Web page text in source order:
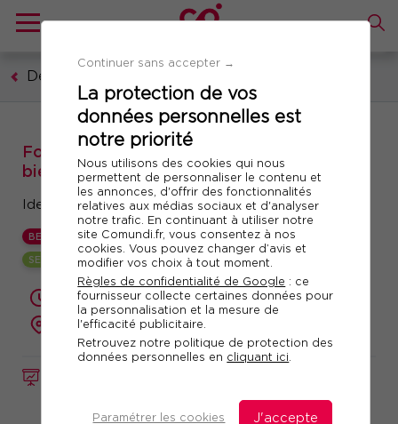
Continuer sans accepter →
La protection de vos
données personnelles est
notre priorité
Nous utilisons des cookies qui nous
permettent de personnaliser le contenu et
les annonces, d'offrir des fonctionnalités
relatives aux médias sociaux et d'analyser
notre trafic. En continuant à utiliser notre
site Comundi.fr, vous consentez à nos
cookies. Vous pouvez changer d’avis et
modifier vos choix à tout moment.
Règles de confidentialité de Google : ce
fournisseur collecte certaines données pour
la personnalisation et la mesure de
l'efficacité publicitaire.
Retrouvez notre politique de protection des
données personnelles en cliquant ici.
Paramétrer les cookies J'accepte
Développement personnel
Télécharger le programme
Formation : Ateliers connaissance de soi :
bien se connaître pour réussir
Identifier ses talents, développer son potentiel
BEST
SESSION GARANTIE
2 jours (14 heures)
présentiel ou à distance